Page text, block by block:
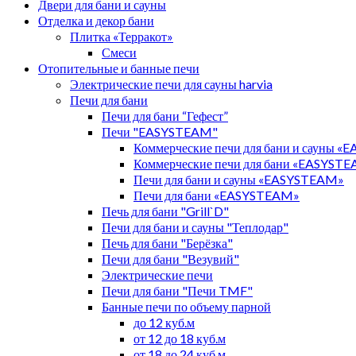
Двери для бани и сауны
Отделка и декор бани
Плитка «Терракот»
Смеси
Отопительные и банные печи
Электрические печи для сауны harvia
Печи для бани
Печи для бани “Гефест”
Печи "EASYSTEAM"
Коммерческие печи для бани и сауны
Коммерческие печи для бани
Печи для бани и сауны «EASYSTEAM»
Печи для бани «EASYSTEAM»
Печь для бани "Grill`D"
Печи для бани и сауны "Теплодар"
Печь для бани "Берёзка"
Печи для бани "Везувий"
Электрические печи
Печи для бани "Печи TMF"
Банные печи по объему парной
до 12 куб.м
от 12 до 18 куб.м